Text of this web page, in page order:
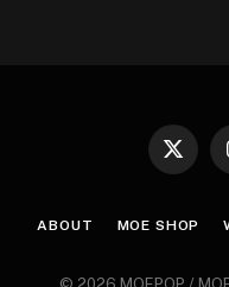
X
ABOUT MOE SHOP